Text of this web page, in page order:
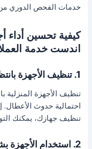
خدمات الفحص الدوري
كيفية تحسين أداء
اندست خدمة
1. تنظيف الأجهزة بانتظام
تنظيف الأجهزة المنزلية
احتمالية حدوث
تنظيف جهازك، يمكنك
2. استخدام الأجهزة بشكل صحيح